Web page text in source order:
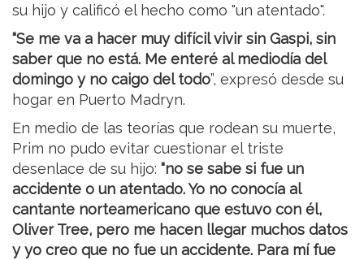
su hijo y calificó el hecho como "un atentado".
“Se me va a hacer muy difícil vivir sin Gaspi, sin
saber que no está. Me enteré al mediodía del
domingo y no caigo del todo”, expresó desde su
hogar en Puerto Madryn.
En medio de las teorías que rodean su muerte,
Prim no pudo evitar cuestionar el triste
desenlace de su hijo: “no se sabe si fue un
accidente o un atentado. Yo no conocía al
cantante norteamericano que estuvo con él,
Oliver Tree, pero me hacen llegar muchos datos
y yo creo que no fue un accidente. Para mí fue